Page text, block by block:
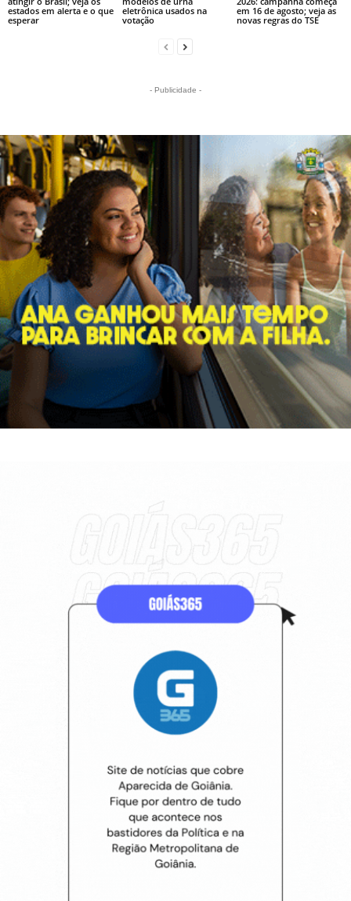
estados em alerta e o que
esperar
eletrônica usados na
votação
em 16 de agosto; veja as
novas regras do TSE
- Publicidade -